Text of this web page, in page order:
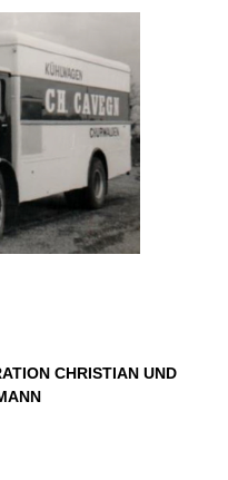
CHRISTIAN UND